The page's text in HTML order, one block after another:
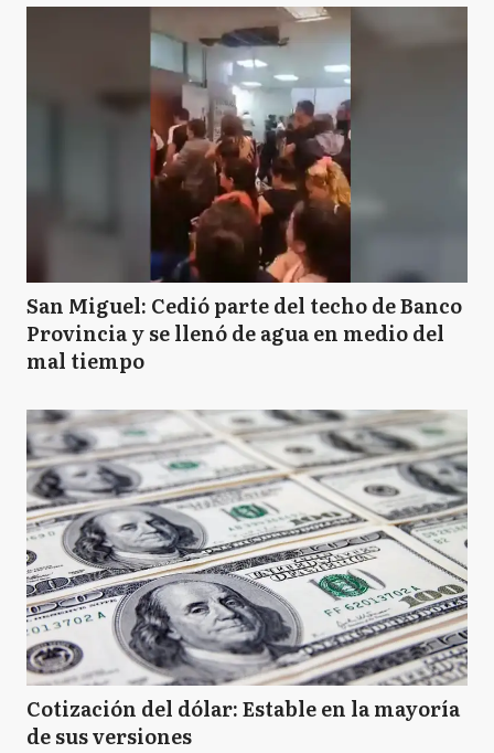
San Miguel: Cedió parte del techo de Banco
Provincia y se llenó de agua en medio del
mal tiempo
Cotización del dólar: Estable en la mayoría
de sus versiones